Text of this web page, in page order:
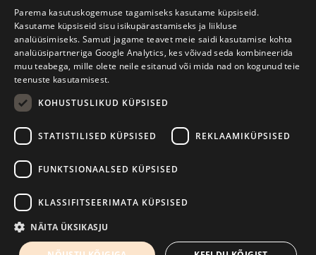
Prima Vista kirjandusfestival
+372 56906836
Kodulehe tegemine - AMA
Parema kasutuskogemuse tagamiseks kasutame küpsiseid.
Kasutame küpsiseid sisu isikupärastamiseks ja liikluse
analüüsimiseks. Samuti jagame teavet meie saidi kasutamise kohta
analüüsipartneriga Google Analytics, kes võivad seda kombineerida
muu teabega, mille olete neile esitanud või mida nad on kogunud teie
teenuste kasutamisest.
KOHUSTUSLIKUD KÜPSISED
STATISTILISED KÜPSISED REKLAAMIKÜPSISED
FUNKTSIONAALSED KÜPSISED
KLASSIFITSEERIMATA KÜPSISED
NÄITA ÜKSIKASJU